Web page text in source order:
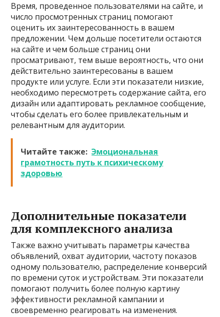
Время, проведенное пользователями на сайте, и
число просмотренных страниц помогают
оценить их заинтересованность в вашем
предложении. Чем дольше посетители остаются
на сайте и чем больше страниц они
просматривают, тем выше вероятность, что они
действительно заинтересованы в вашем
продукте или услуге. Если эти показатели низкие,
необходимо пересмотреть содержание сайта, его
дизайн или адаптировать рекламное сообщение,
чтобы сделать его более привлекательным и
релевантным для аудитории.
Читайте также: Эмоциональная
грамотность путь к психическому
здоровью
Дополнительные показатели
для комплексного анализа
Также важно учитывать параметры качества
объявлений, охват аудитории, частоту показов
одному пользователю, распределение конверсий
по времени суток и устройствам. Эти показатели
помогают получить более полную картину
эффективности рекламной кампании и
своевременно реагировать на изменения.